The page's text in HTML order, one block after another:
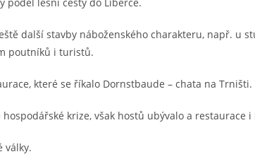
další stavby náboženského charakteru, např. u
poutníků i turistů.
které se říkalo Dornstbaude – chata na
krize, však hostů ubývalo a
války.